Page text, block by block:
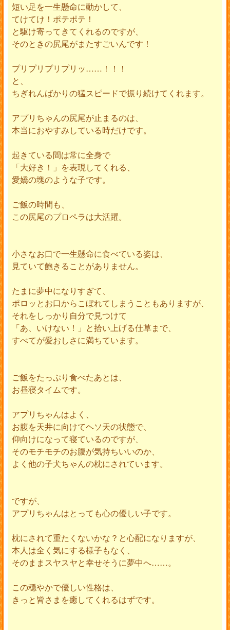
短い足を一生懸命に動かして、
てけてけ！ポテポテ！
と駆け寄ってきてくれるのですが、
そのときの尻尾がまたすごいんです！
プリプリプリプリッ……！！！
と、
ちぎれんばかりの猛スピードで振り続けてくれます。
アプリちゃんの尻尾が止まるのは、
本当におやすみしている時だけです。
起きている間は常に全身で
「大好き！」を表現してくれる、
愛嬌の塊のような子です。
ご飯の時間も、
この尻尾のプロペラは大活躍。
小さなお口で一生懸命に食べている姿は、
見ていて飽きることがありません。
たまに夢中になりすぎて、
ポロッとお口からこぼれてしまうこともありますが、
それをしっかり自分で見つけて
「あ、いけない！」と拾い上げる仕草まで、
すべてが愛おしさに満ちています。
ご飯をたっぷり食べたあとは、
お昼寝タイムです。
アプリちゃんはよく、
お腹を天井に向けてヘソ天の状態で、
仰向けになって寝ているのですが、
そのモチモチのお腹が気持ちいいのか、
よく他の子犬ちゃんの枕にされています。
ですが、
アプリちゃんはとっても心の優しい子です。
枕にされて重たくないかな？と心配になりますが、
本人は全く気にする様子もなく、
そのままスヤスヤと幸せそうに夢中へ……。
この穏やかで優しい性格は、
きっと皆さまを癒してくれるはずです。